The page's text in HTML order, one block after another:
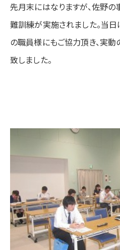
先月末にはなりますが、佐野
難訓練が実施されました。当
の職員様にもご協力頂き、実動
致しました。